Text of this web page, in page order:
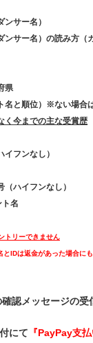
ンサー名）
ンサー名）の読み方（
県
名と順位）※ない場合
く今までの主な受賞歴
イフンなし）
（ハイフンなし）
ト名
トリーできません
IDは返金があった場合に
認メッセージの受
にて 『PayPay支払